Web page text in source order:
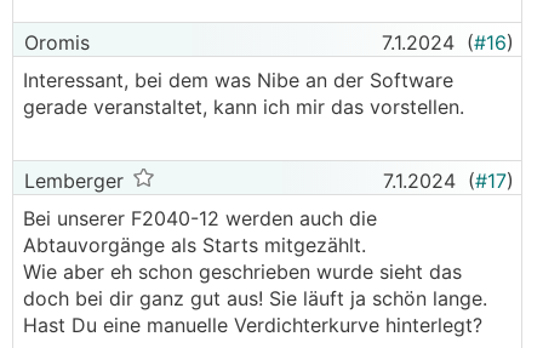
Weißt du ob die Enteisungen auch als
Verdichterstart gezählt werden? Wenn ja, wie
erkenne ich die Anzahl der echten Takte?
───────────────
häufiger Abtauen und kann die GM nicht
reinholen.
──────..
Ja Enteisungen werden bei einerLWPvon
KNV/Nibe als Start gerechnet.
lg
──────..
Oromis 7.1.2024 (#16)
Interessant, bei dem was Nibe an der Software
gerade veranstaltet, kann ich mir das vorstellen.
Lemberger 7.1.2024 (#17)
Bei unserer F2040-12 werden auch die
Abtauvorgänge als Starts mitgezählt.
Wie aber eh schon geschrieben wurde sieht das
doch bei dir ganz gut aus! Sie läuft ja schön lange.
Hast Du eine manuelle Verdichterkurve hinterlegt?